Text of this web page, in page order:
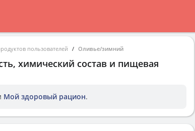
пользователей Оливье/зимний
химический состав и пищевая
Мой здоровый рацион.